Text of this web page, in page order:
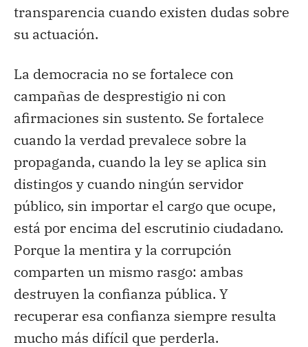
transparencia cuando existen dudas sobre
su actuación.
La democracia no se fortalece con
campañas de desprestigio ni con
afirmaciones sin sustento. Se fortalece
cuando la verdad prevalece sobre la
propaganda, cuando la ley se aplica sin
distingos y cuando ningún servidor
público, sin importar el cargo que ocupe,
está por encima del escrutinio ciudadano.
Porque la mentira y la corrupción
comparten un mismo rasgo: ambas
destruyen la confianza pública. Y
recuperar esa confianza siempre resulta
mucho más difícil que perderla.